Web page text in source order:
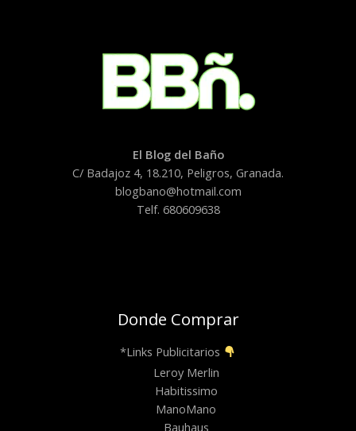
El Blog del Baño
C/ Badajoz 4, 18.210, Peligros, Granada.
blogbano@hotmail.com
Telf. 680609638
Donde Comprar
*Links Publicitarios
Leroy Merlin
Habitissimo
ManoMano
Bauhaus